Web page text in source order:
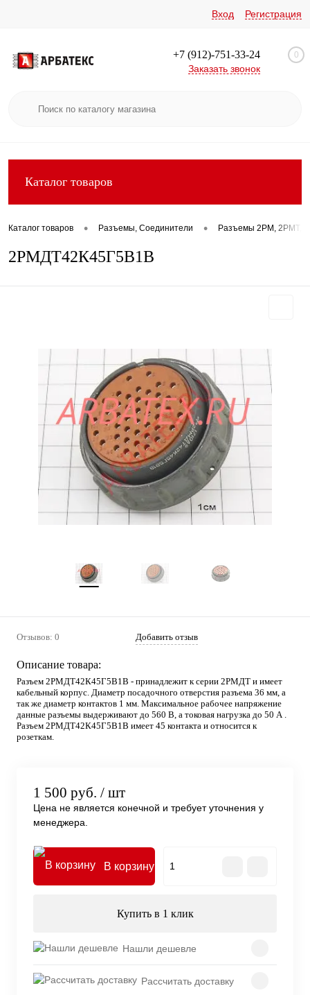
Вход Регистрация
+7 (912)-751-33-24
Заказать звонок
0
Каталог товаров
Каталог товаров • Разъемы, Соединители • Разъемы 2РМ, 2РМТ,
2РМДТ42К45Г5В1В
Отзывов: 0 Добавить отзыв
Описание товара:
Разъем 2РМДТ42К45Г5В1В - принадлежит к серии 2РМДТ и имеет
кабельный корпус. Диаметр посадочного отверстия разъема 36 мм, а
так же диаметр контактов 1 мм. Максимальное рабочее напряжение
данные разъемы выдерживают до 560 В, а токовая нагрузка до 50 А .
Разъем 2РМДТ42К45Г5В1В имеет 45 контакта и относится к
розеткам.
1 500 руб. / шт
Цена не является конечной и требует уточнения у
менеджера.
В корзину
Купить в 1 клик
Нашли дешевле
Рассчитать доставку